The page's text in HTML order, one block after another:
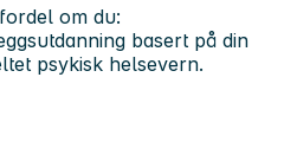
om du:
basert på din
psykisk helsevern.